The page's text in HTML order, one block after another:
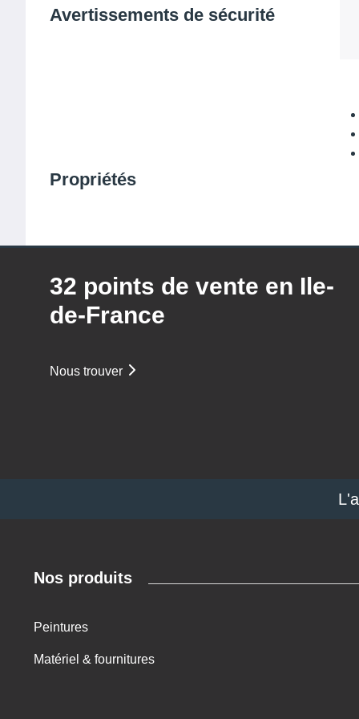
Avertissements de sécurité
Propriétés
32 points de vente en Ile-
de-France
Nous trouver
Nos produits
Peintures
Matériel & fournitures